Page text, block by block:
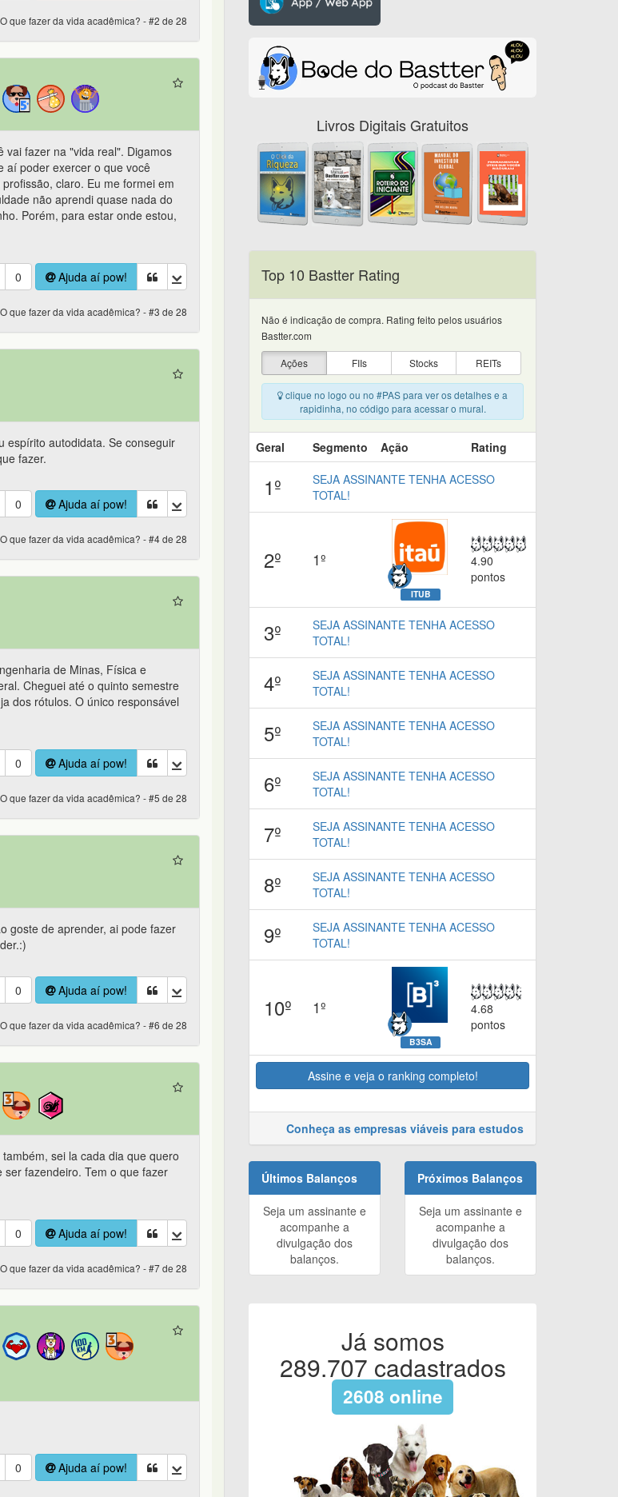
O que fazer da vida acadêmica? - #2 de 28
vai fazer na "vida real". Digamos
aí poder exercer o que você
claro. Eu me formei em
não aprendi quase nada do
Porém, para estar onde estou,
0 Ajuda aí pow!
O que fazer da vida acadêmica? - #3 de 28
espírito autodidata. Se conseguir
fazer.
0 Ajuda aí pow!
O que fazer da vida acadêmica? - #4 de 28
de Minas, Física e
Cheguei até o quinto semestre
dos rótulos. O único responsável
0 Ajuda aí pow!
O que fazer da vida acadêmica? - #5 de 28
goste de aprender, ai pode fazer
0 Ajuda aí pow!
O que fazer da vida acadêmica? - #6 de 28
sei la cada dia que quero
fazendeiro. Tem o que fazer
0 Ajuda aí pow!
O que fazer da vida acadêmica? - #7 de 28
0 Ajuda aí pow!
Livros Digitais Gratuitos
Top 10 Bastter Rating
Não é indicação de compra. Rating feito pelos usuários
Bastter.com
Ações
FIIs Stocks REITs
clique no logo ou no #PAS para ver os detalhes e a
rapidinha, no código para acessar o mural.
Geral Segmento Ação Rating
1º
SEJA ASSINANTE TENHA ACESSO
TOTAL!
2º 1º
ITUB
4.90
pontos
3º
SEJA ASSINANTE TENHA ACESSO
TOTAL!
4º
SEJA ASSINANTE TENHA ACESSO
TOTAL!
5º
SEJA ASSINANTE TENHA ACESSO
TOTAL!
6º
SEJA ASSINANTE TENHA ACESSO
TOTAL!
7º
SEJA ASSINANTE TENHA ACESSO
TOTAL!
8º
SEJA ASSINANTE TENHA ACESSO
TOTAL!
9º
SEJA ASSINANTE TENHA ACESSO
TOTAL!
10º 1º
B3SA
4.68
pontos
Assine e veja o ranking completo!
Conheça as empresas viáveis para estudos
Últimos Balanços
Seja um assinante e
acompanhe a
divulgação dos
balanços.
Próximos Balanços
Seja um assinante e
acompanhe a
divulgação dos
balanços.
Já somos
289.707 cadastrados
2608 online